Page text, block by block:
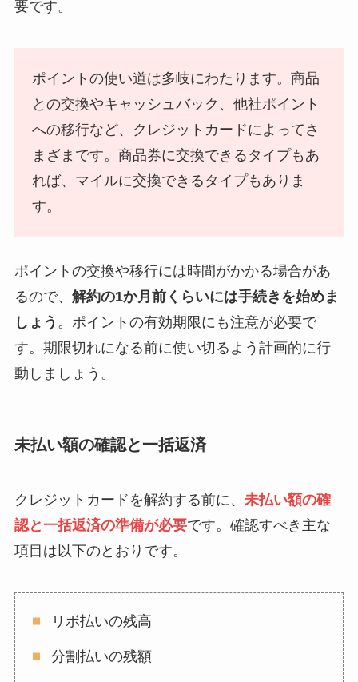
要です。
ポイントの使い道は多岐にわたります。商品
との交換やキャッシュバック、他社ポイント
への移行など、クレジットカードによってさ
まざまです。商品券に交換できるタイプもあ
れば、マイルに交換できるタイプもありま
す。
ポイントの交換や移行には時間がかかる場合があ
るので、 解約の1か月前くらいには手続きを始めま
しょう 。ポイントの有効期限にも注意が必要で
す。期限切れになる前に使い切るよう計画的に行
動しましょう。
未払い額の確認と一括返済
クレジットカードを解約する前に、 未払い額の確
認と一括返済の準備が必要です。確認すべき主な
項目は以下のとおりです。
リボ払いの残高
分割払いの残額